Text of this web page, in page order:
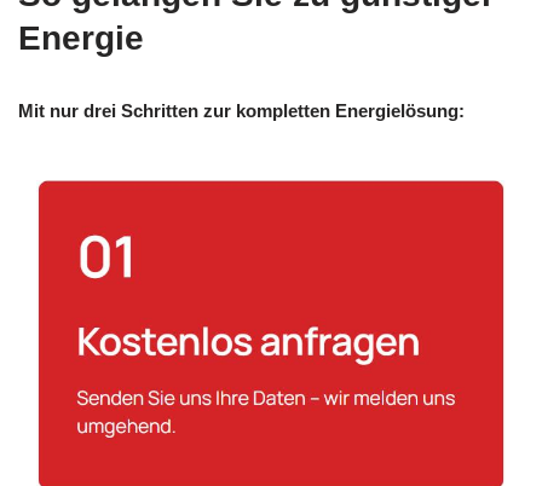
Energie
Mit nur drei Schritten zur kompletten Energielösung: